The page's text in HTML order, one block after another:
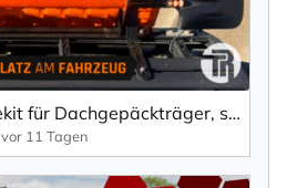
MAXTRAX Montagekit für Dachgepäckträger, seitlich + Schaufel Halterung
vor 11 Tagen